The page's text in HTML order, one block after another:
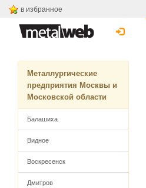
в избранное
Металлургические
предприятия Москвы и
Московской области
Балашиха
Видное
Воскресенск
Дмитров